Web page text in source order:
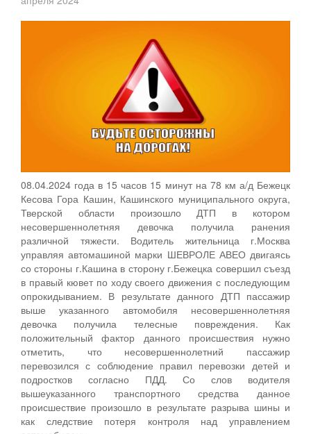
08.04.2024 года в 15 часов 15 минут на 78 км а/д Бежецк
Кесова Гора Кашин, Кашинского муниципального округа,
Тверской области произошло ДТП в котором
несовершеннолетняя девочка получила ранения
различной тяжести. Водитель жительница г.Москва
управляя автомашиной марки ШЕВРОЛЕ АВЕО двигаясь
со стороны г.Кашина в сторону г.Бежецка совершил съезд
в правый кювет по ходу своего движения с последующим
опрокидыванием. В результате данного ДТП пассажир
выше указанного автомобиля несовершеннолетняя
девочка получила телесные повреждения. Как
положительный фактор данного происшествия нужно
отметить, что несовершеннолетний пассажир
перевозился с соблюдение правил перевозки детей и
подростков согласно ПДД. Со слов водителя
вышеуказанного транспортного средства данное
происшествие произошло в результате разрыва шины и
как следствие потеря контроля над управлением